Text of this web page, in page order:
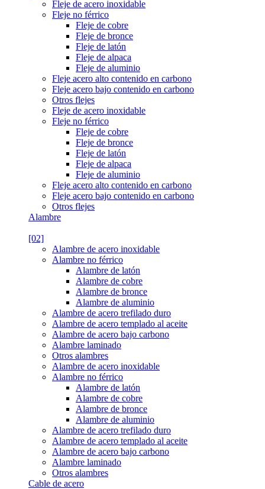
Fleje de acero inoxidable
Fleje no férrico
Fleje de cobre
Fleje de bronce
Fleje de latón
Fleje de alpaca
Fleje de aluminio
Fleje acero alto contenido en carbono
Fleje acero bajo contenido en carbono
Otros flejes
Fleje de acero inoxidable
Fleje no férrico
Fleje de cobre
Fleje de bronce
Fleje de latón
Fleje de alpaca
Fleje de aluminio
Fleje acero alto contenido en carbono
Fleje acero bajo contenido en carbono
Otros flejes
Alambre
[02]
Alambre de acero inoxidable
Alambre no férrico
Alambre de latón
Alambre de cobre
Alambre de bronce
Alambre de aluminio
Alambre de acero trefilado duro
Alambre de acero templado al aceite
Alambre de acero bajo carbono
Alambre laminado
Otros alambres
Alambre de acero inoxidable
Alambre no férrico
Alambre de latón
Alambre de cobre
Alambre de bronce
Alambre de aluminio
Alambre de acero trefilado duro
Alambre de acero templado al aceite
Alambre de acero bajo carbono
Alambre laminado
Otros alambres
Cable de acero